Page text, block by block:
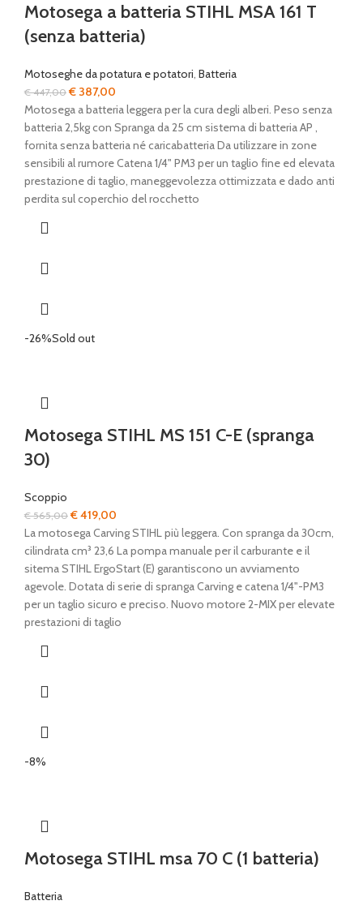
Motosega a batteria STIHL MSA 161 T
(senza batteria)
Motoseghe da potatura e potatori, Batteria
€447,00Il
prezzo
originale
era:
€ 447,00.
€ 387,00
prezzo
attuale
è:
€ 387,00.
Motosega a batteria leggera per la cura degli alberi. Peso senza
batteria 2,5kg con Spranga da 25 cm sistema di batteria AP ,
fornita senza batteria né caricabatteria Da utilizzare in zone
sensibili al rumore Catena 1/4" PM3 per un taglio fine ed elevata
prestazione di taglio, maneggevolezza ottimizzata e dado anti
perdita sul coperchio del rocchetto
-26%Sold out
Motosega STIHL MS 151 C-E (spranga
30)
Scoppio
€565,00Il
prezzo
originale
era:
€ 565,00.
€419,00
prezzo
attuale
è:
€ 419,00.
La motosega Carving STIHL più leggera. Con spranga da 30cm,
cilindrata cm³ 23,6 La pompa manuale per il carburante e il
sitema STIHL ErgoStart (E) garantiscono un avviamento
agevole. Dotata di serie di spranga Carving e catena 1/4"-PM3
per un taglio sicuro e preciso. Nuovo motore 2-MIX per elevate
prestazioni di taglio
-8%
Motosega STIHL msa 70 C (1 batteria)
Batteria